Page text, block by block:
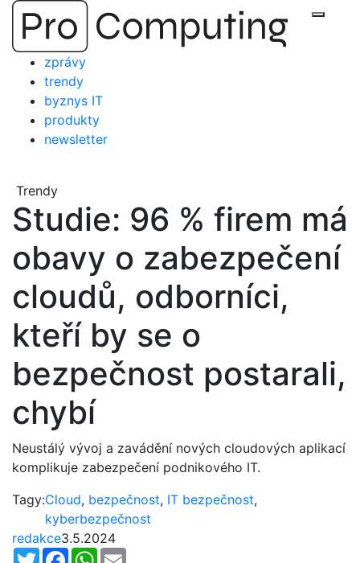
Přejít
obsah
zprávy
trendy
byznys IT
produkty
newsletter
Trendy
Studie: 96 % firem má
obavy o zabezpečení
cloudů, odborníci,
kteří by se o
bezpečnost postarali,
chybí
Neustálý vývoj a zavádění nových cloudových aplikací
komplikuje zabezpečení podnikového IT.
Tagy:Cloud, bezpečnost, IT bezpečnost,
kyberbezpečnost
redakce3.5.2024
TwitterFacebookWhatsApp